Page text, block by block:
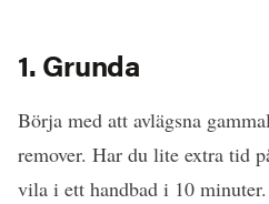
1. Grunda
Börja med att avlägsna
remover. Har du lite extra tid
vila i ett handbad i 10